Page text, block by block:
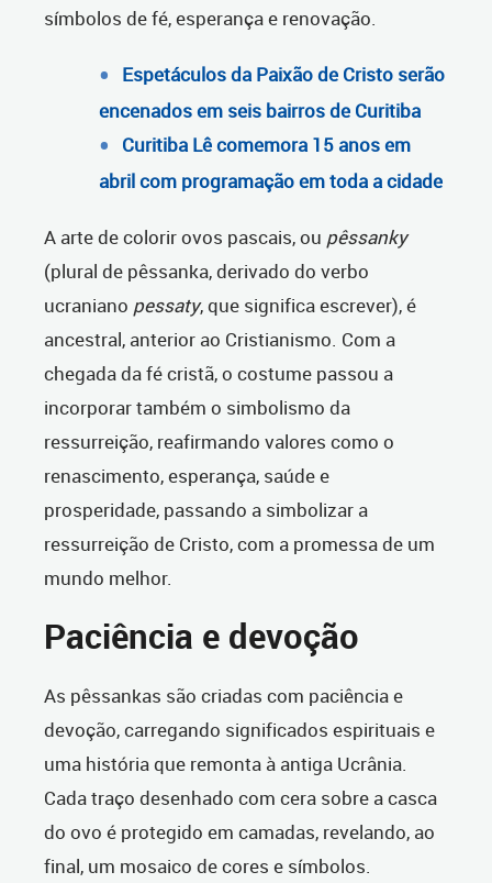
símbolos de fé, esperança e renovação.
Espetáculos da Paixão de Cristo serão
encenados em seis bairros de Curitiba
Curitiba Lê comemora 15 anos em
abril com programação em toda a cidade
A arte de colorir ovos pascais, ou pêssanky
(plural de pêssanka, derivado do verbo
ucraniano pessaty, que significa escrever), é
ancestral, anterior ao Cristianismo. Com a
chegada da fé cristã, o costume passou a
incorporar também o simbolismo da
ressurreição, reafirmando valores como o
renascimento, esperança, saúde e
prosperidade, passando a simbolizar a
ressurreição de Cristo, com a promessa de um
mundo melhor.
Paciência e devoção
As pêssankas são criadas com paciência e
devoção, carregando significados espirituais e
uma história que remonta à antiga Ucrânia.
Cada traço desenhado com cera sobre a casca
do ovo é protegido em camadas, revelando, ao
final, um mosaico de cores e símbolos.